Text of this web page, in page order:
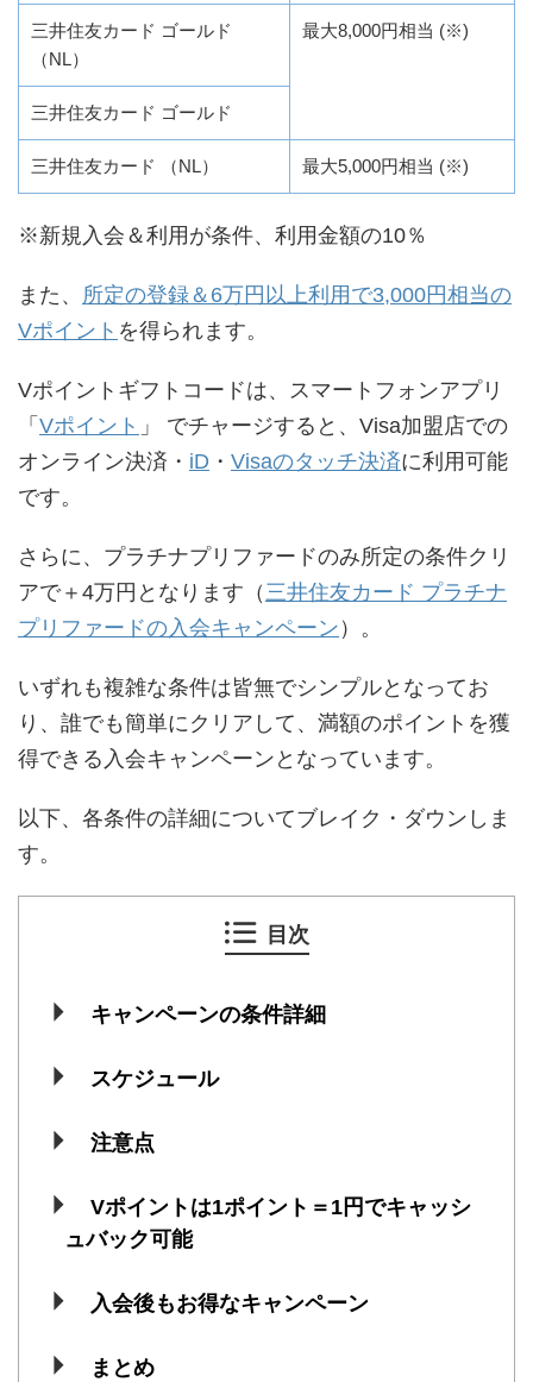
三井住友カード ゴールド
（NL）
最大8,000円相当 (※)
三井住友カード ゴールド
三井住友カード （NL） 最大5,000円相当 (※)
※新規入会＆利用が条件、利用金額の10％
また、 所定の登録＆6万円以上利用で3,000円相当の
Vポイント を得られます。
Vポイントギフトコードは、スマートフォンアプリ
「 Vポイント 」 でチャージすると、Visa加盟店での
オンライン決済・ iD ・ Visaのタッチ決済に利用可能
です。
さらに、プラチナプリファードのみ所定の条件クリ
アで＋4万円となります（三井住友カード プラチナ
プリファードの入会キャンペーン ）。
いずれも複雑な条件は皆無でシンプルとなってお
り、誰でも簡単にクリアして、満額のポイントを獲
得できる入会キャンペーンとなっています。
以下、各条件の詳細についてブレイク・ダウンしま
す。
目次
キャンペーンの条件詳細
スケジュール
注意点
Vポイントは1ポイント＝1円でキャッシ
ュバック可能
入会後もお得なキャンペーン
まとめ